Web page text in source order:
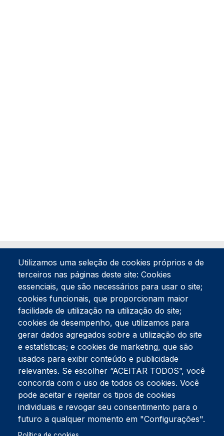
Tel:234 390 100Fax:234 390 100
Endereço Postal
Apartado 42
Rua Gil Eanes 31
3834-908 Gafanha da Nazaré
Estúdios
Rua Prior Guerra
Edifício do Centro Cultural da Gafanha da Nazaré
3830-556 Gafanha da Nazaré
Utilizamos uma seleção de cookies próprios e de
terceiros nas páginas deste site: Cookies
essenciais, que são necessários para usar o site;
cookies funcionais, que proporcionam maior
facilidade de utilização na utilização do site;
cookies de desempenho, que utilizamos para
gerar dados agregados sobre a utilização do site
e estatísticas; e cookies de marketing, que são
usados para exibir conteúdo e publicidade
relevantes. Se escolher “ACEITAR TODOS”, você
concorda com o uso de todos os cookies. Você
pode aceitar e rejeitar os tipos de cookies
individuais e revogar seu consentimento para o
futuro a qualquer momento em "Configurações".